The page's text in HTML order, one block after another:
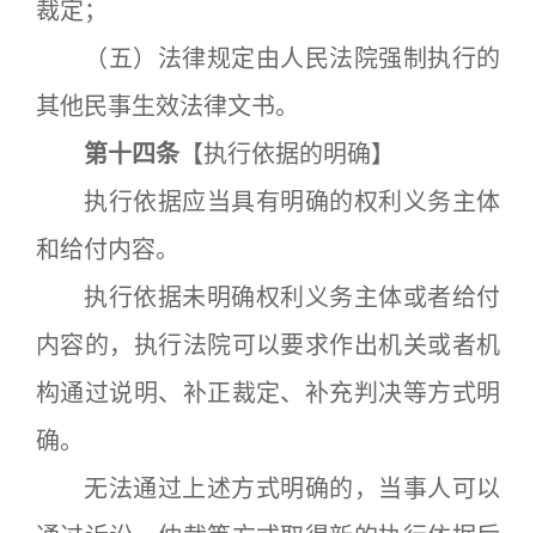
裁定；
（五）法律规定由人民法院强制执行的
其他民事生效法律文书。
第十四条 【执行依据的明确】
执行依据应当具有明确的权利义务主体
和给付内容。
执行依据未明确权利义务主体或者给付
内容的，执行法院可以要求作出机关或者机
构通过说明、补正裁定、补充判决等方式明
确。
无法通过上述方式明确的，当事人可以